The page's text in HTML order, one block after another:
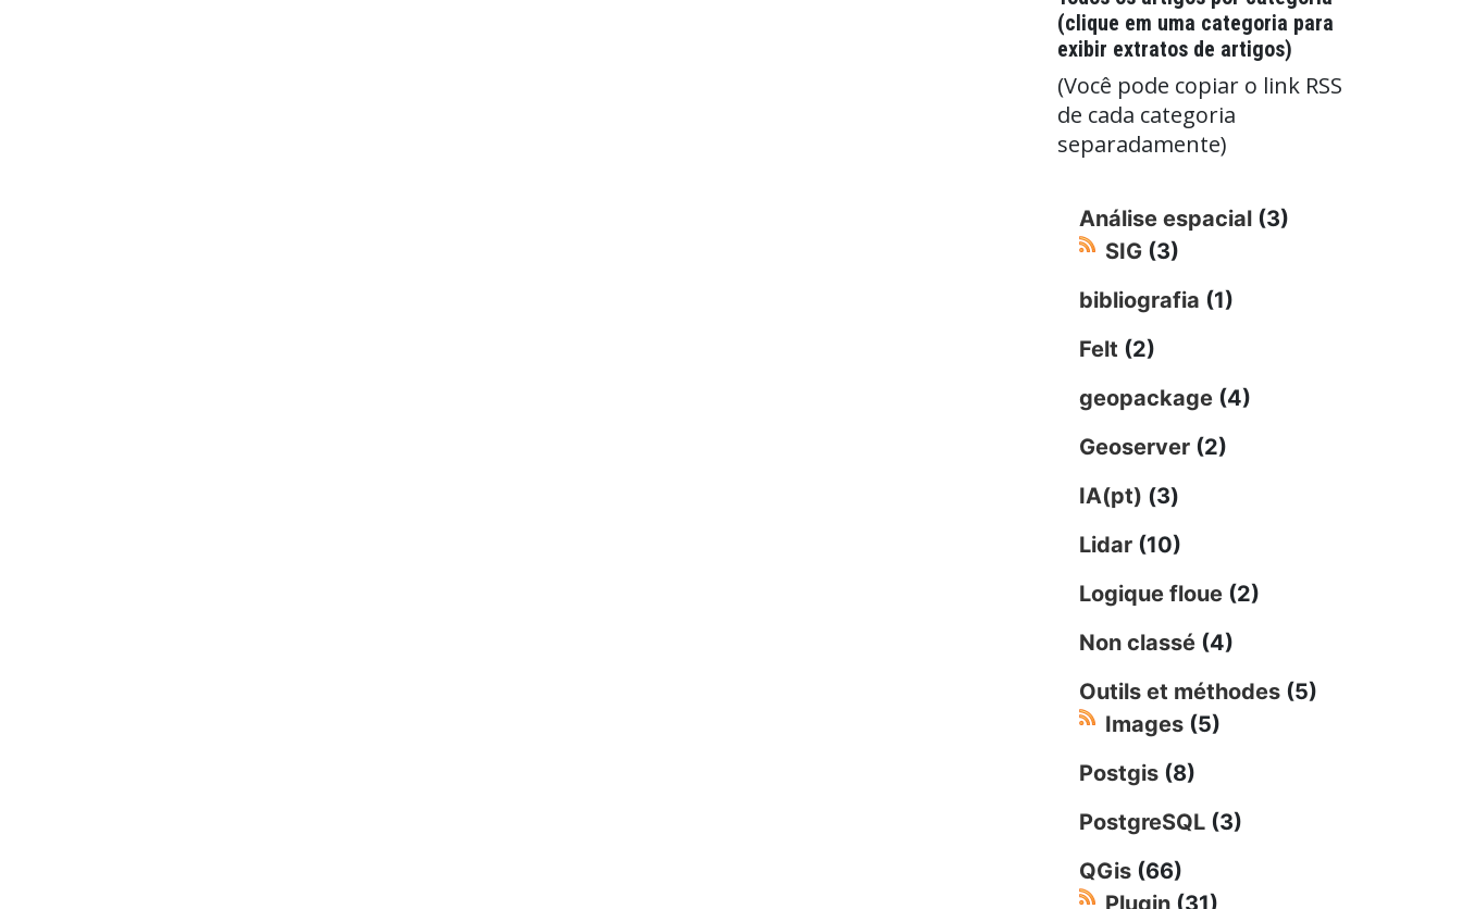
(clique em uma categoria para
exibir extratos de artigos)
(Você pode copiar o link RSS
de cada categoria
separadamente)
Análise espacial (3)
SIG (3)
bibliografia (1)
Felt (2)
geopackage (4)
Geoserver (2)
IA(pt) (3)
Lidar (10)
Logique floue (2)
Non classé (4)
Outils et méthodes (5)
Images (5)
Postgis (8)
PostgreSQL (3)
QGis (66)